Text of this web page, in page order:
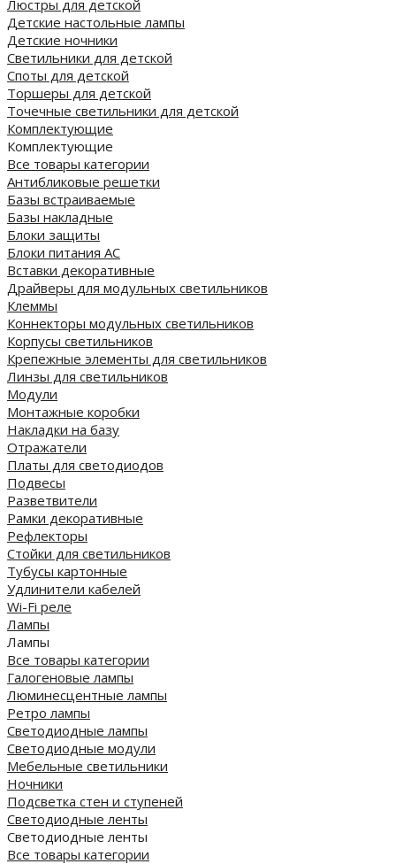
Люстры для детской
Детские настольные лампы
Детские ночники
Светильники для детской
Споты для детской
Торшеры для детской
Точечные светильники для детской
Комплектующие
Комплектующие
Все товары категории
Антибликовые решетки
Базы встраиваемые
Базы накладные
Блоки защиты
Блоки питания AC
Вставки декоративные
Драйверы для модульных светильников
Клеммы
Коннекторы модульных светильников
Корпусы светильников
Крепежные элементы для светильников
Линзы для светильников
Модули
Монтажные коробки
Накладки на базу
Отражатели
Платы для светодиодов
Подвесы
Разветвители
Рамки декоративные
Рефлекторы
Стойки для светильников
Тубусы картонные
Удлинители кабелей
Wi-Fi реле
Лампы
Лампы
Все товары категории
Галогеновые лампы
Люминесцентные лампы
Ретро лампы
Светодиодные лампы
Светодиодные модули
Мебельные светильники
Ночники
Подсветка стен и ступеней
Светодиодные ленты
Светодиодные ленты
Все товары категории